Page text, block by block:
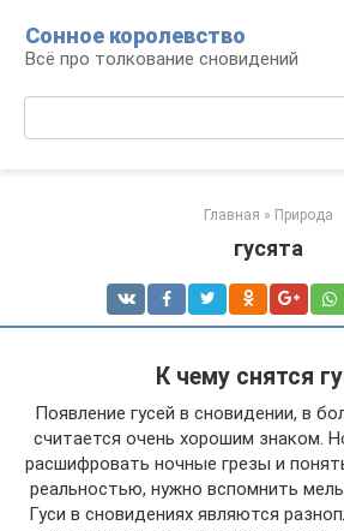
контенту
Сонное королевство
Всё про толкование сновидений
Главная » Природа
гусята
К чему снятся
Появление гусей в сновидении, в
считается очень хорошим знаком.
расшифровать ночные грезы и
реальностью, нужно вспомнить
Гуси в сновидениях являются